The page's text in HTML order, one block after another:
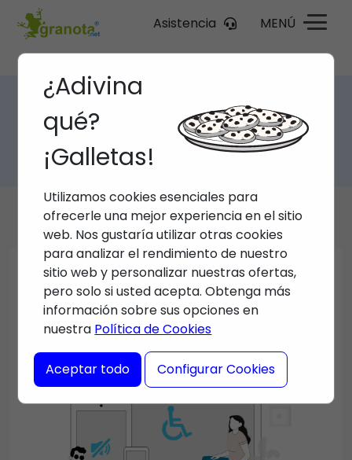
Asistencia MENÚ
¿Adivina
qué?
¡Galletas!
Utilizamos cookies esenciales para
ofrecerle una mejor experiencia en el sitio
web. Nos gustaría utilizar otras cookies
para analizar el rendimiento de nuestro
sitio web y personalizar nuestras ofertas,
pero solo si usted acepta. Obtenga más
información sobre sus opciones en
nuestra Política de Cookies
Aceptar todo Configurar Cookies
/ Diseño Web
Cómo la accesibilidad web puede ser tu ventaja
competitiva clave